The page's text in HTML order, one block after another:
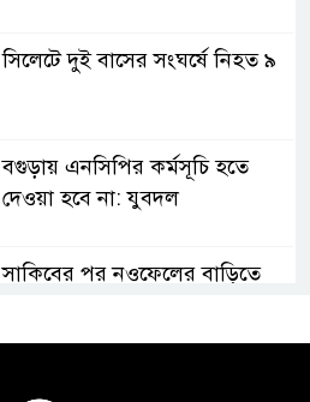
সিলেটে দুই বাসের সংঘর্ষে নিহত ৯
বগুড়ায় এনসিপির কর্মসূচি হতে
দেওয়া হবে না: যুবদল
সাকিবের পর নওফেলের বাড়িতে